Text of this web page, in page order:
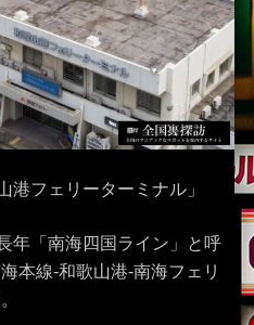
港フェリーターミナル」
年「南海四国ライン」と呼
本線-和歌山港-南海フェリ